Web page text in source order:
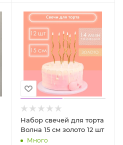
Набор свечей для торта
Волна 15 см золото 12 шт
Много